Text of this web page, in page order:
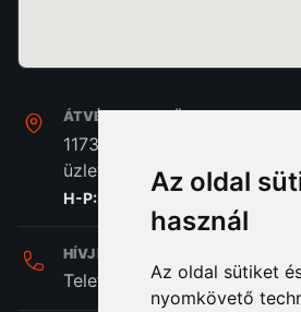
Az oldal
használ
Az oldal sütiket
nyomkövető
ÁTVÉTEL, SZAKÜZLET:
1173. Budapest, Pesti Út
üzlet
H-P: 8:00 - 16:30
HÍVJ MINKET:
Telefon: +36 (20) 989-7969